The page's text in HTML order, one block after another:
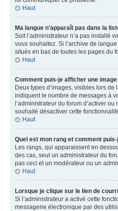
Haut
Ma langue n’apparaît pas dans la
Soit l’administrateur n’a pas installé
vous souhaitez. Si l’archive de
situés en bas de toutes les pages du
Haut
Comment puis-je afficher une
Deux types d’images, visibles lors
indiquent le nombre de messages à
l’administrateur du forum d’activer
souhaité désactiver cette
Haut
Quel est mon rang et comment
Les rangs, qui apparaissent en
des cas, seul un administrateur du
pas ceci et un modérateur ou un
Haut
Lorsque je clique sur le lien de
Si l’administrateur a activé cette
messagerie électronique par des